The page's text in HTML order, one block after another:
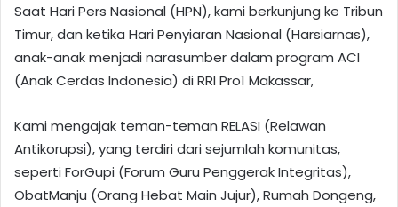
Saat Hari Pers Nasional (HPN), kami berkunjung ke Tribun
Timur, dan ketika Hari Penyiaran Nasional (Harsiarnas),
anak-anak menjadi narasumber dalam program ACI
(Anak Cerdas Indonesia) di RRI Pro1 Makassar,
Kami mengajak teman-teman RELASI (Relawan
Antikorupsi), yang terdiri dari sejumlah komunitas,
seperti ForGupi (Forum Guru Penggerak Integritas),
ObatManju (Orang Hebat Main Jujur), Rumah Dongeng,